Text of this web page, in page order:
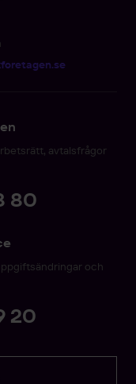
avtalsfrågor
80
och
20